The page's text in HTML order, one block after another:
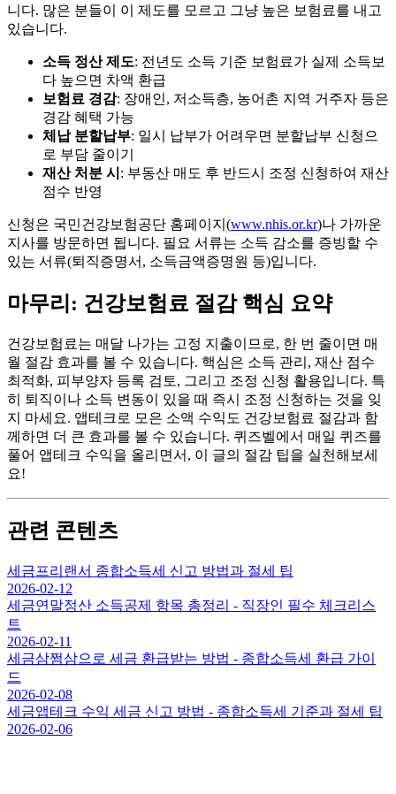
니다. 많은 분들이 이 제도를 모르고 그냥 높은 보험료를 내고
있습니다.
소득 정산 제도: 전년도 소득 기준 보험료가 실제 소득보
다 높으면 차액 환급
보험료 경감: 장애인, 저소득층, 농어촌 지역 거주자 등은
경감 혜택 가능
체납 분할납부: 일시 납부가 어려우면 분할납부 신청으
로 부담 줄이기
재산 처분 시 : 부동산 매도 후 반드시 조정 신청하여 재산
점수 반영
신청은 국민건강보험공단 홈페이지(www.nhis.or.kr)나 가까운
지사를 방문하면 됩니다. 필요 서류는 소득 감소를 증빙할 수
있는 서류(퇴직증명서, 소득금액증명원 등)입니다.
마무리: 건강보험료 절감 핵심 요약
건강보험료는 매달 나가는 고정 지출이므로, 한 번 줄이면 매
월 절감 효과를 볼 수 있습니다. 핵심은 소득 관리, 재산 점수
최적화, 피부양자 등록 검토, 그리고 조정 신청 활용입니다. 특
히 퇴직이나 소득 변동이 있을 때 즉시 조정 신청하는 것을 잊
지 마세요. 앱테크로 모은 소액 수익도 건강보험료 절감과 함
께하면 더 큰 효과를 볼 수 있습니다. 퀴즈벨에서 매일 퀴즈를
풀어 앱테크 수익을 올리면서, 이 글의 절감 팁을 실천해보세
요!
관련 콘텐츠
세금프리랜서 종합소득세 신고 방법과 절세 팁
2026-02-12
세금연말정산 소득공제 항목 총정리 - 직장인 필수 체크리스
트
2026-02-11
세금삼쩜삼으로 세금 환급받는 방법 - 종합소득세 환급 가이
드
2026-02-08
세금앱테크 수익 세금 신고 방법 - 종합소득세 기준과 절세 팁
2026-02-06